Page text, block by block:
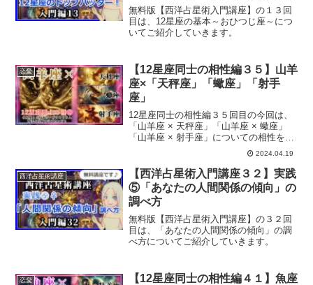
ら愛にあふれた心優しき星座
無料版【西洋占星術入門講座】の１３回
目は、12星座の基本～おひつじ座～につ
いてご紹介していきます。
恋愛
【12星座同士の相性編３５】山羊
座×「天秤座」「蠍座」「射手
座」
12星座同士の相性編３５回目の今回は、
「山羊座 × 天秤座」「山羊座 × 蠍座」
「山羊座 × 射手座」についての相性をお
2024.04.19
西洋占星術講座
【西洋占星術入門講座３２】実践
⑤「あなたの人間関係の傾向」の
調べ方
無料版【西洋占星術入門講座】の３２回
目は、「あなたの人間関係の傾向」の調
べ方についてご紹介していきます。
恋愛
【12星座同士の相性編４１】魚座